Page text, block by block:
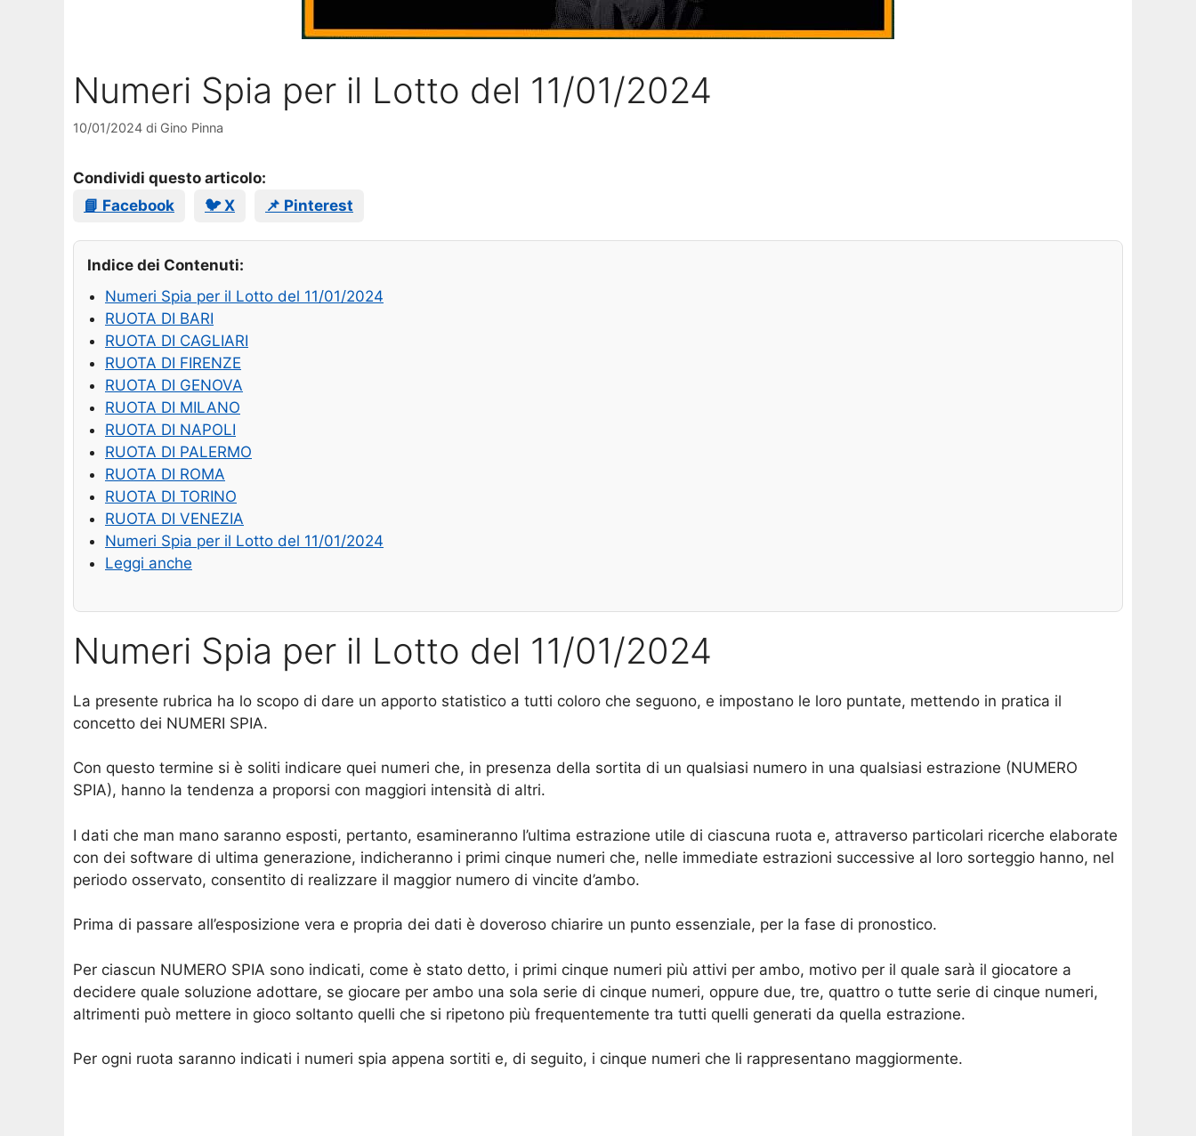
Numeri Spia per il Lotto del 11/01/2024
10/01/2024 di Gino Pinna
Condividi questo articolo:
📘 Facebook
🐦 X 📌 Pinterest
Indice dei Contenuti:
Numeri Spia per il Lotto del 11/01/2024
RUOTA DI BARI
RUOTA DI CAGLIARI
RUOTA DI FIRENZE
RUOTA DI GENOVA
RUOTA DI MILANO
RUOTA DI NAPOLI
RUOTA DI PALERMO
RUOTA DI ROMA
RUOTA DI TORINO
RUOTA DI VENEZIA
Numeri Spia per il Lotto del 11/01/2024
Leggi anche
Numeri Spia per il Lotto del 11/01/2024
La presente rubrica ha lo scopo di dare un apporto statistico a tutti coloro che seguono, e impostano le loro puntate, mettendo in pratica il
concetto dei NUMERI SPIA.
Con questo termine si è soliti indicare quei numeri che, in presenza della sortita di un qualsiasi numero in una qualsiasi estrazione (NUMERO
SPIA), hanno la tendenza a proporsi con maggiori intensità di altri.
I dati che man mano saranno esposti, pertanto, esamineranno l’ultima estrazione utile di ciascuna ruota e, attraverso particolari ricerche elaborate
con dei software di ultima generazione, indicheranno i primi cinque numeri che, nelle immediate estrazioni successive al loro sorteggio hanno, nel
periodo osservato, consentito di realizzare il maggior numero di vincite d’ambo.
Prima di passare all’esposizione vera e propria dei dati è doveroso chiarire un punto essenziale, per la fase di pronostico.
Per ciascun NUMERO SPIA sono indicati, come è stato detto, i primi cinque numeri più attivi per ambo, motivo per il quale sarà il giocatore a
decidere quale soluzione adottare, se giocare per ambo una sola serie di cinque numeri, oppure due, tre, quattro o tutte serie di cinque numeri,
altrimenti può mettere in gioco soltanto quelli che si ripetono più frequentemente tra tutti quelli generati da quella estrazione.
Per ogni ruota saranno indicati i numeri spia appena sortiti e, di seguito, i cinque numeri che li rappresentano maggiormente.